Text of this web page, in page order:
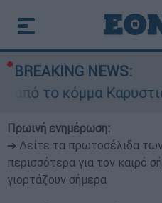
BREAKING NEWS:
Καρυστιανού:
Πρωινή ενημέρωση:
➔ Δείτε τα πρωτοσέλιδα
περισσότερα για τον καιρό
γιορτάζουν σήμερα